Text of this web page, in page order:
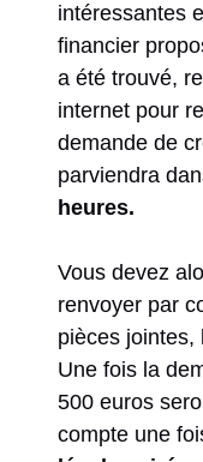
intéressantes
financier
a été trouvé,
internet pour
demande de
parviendra
heures.
Vous devez
renvoyer par
pièces jointes,
Une fois la
500 euros
compte une